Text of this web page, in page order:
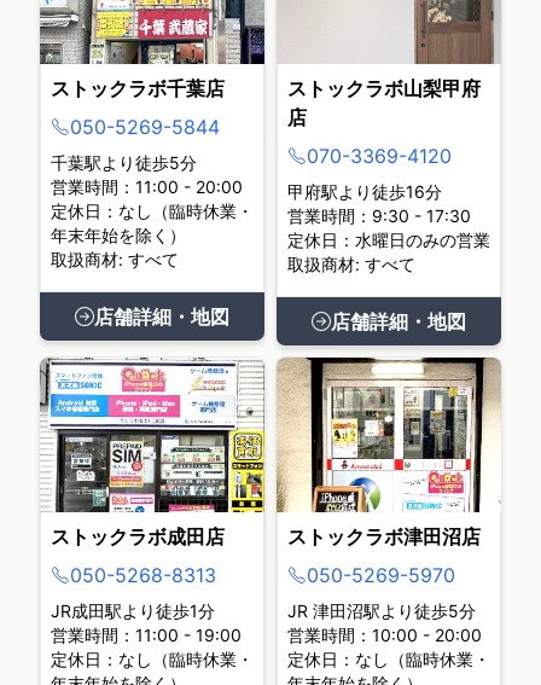
ストックラボ千葉店
050-5269-5844
千葉駅より徒歩5分
営業時間：11:00 - 20:00
定休日：なし（臨時休業・
年末年始を除く）
取扱商材: すべて
店舗詳細・地図
ストックラボ山梨甲府
店
070-3369-4120
甲府駅より徒歩16分
営業時間：9:30 - 17:30
定休日：水曜日のみの営業
取扱商材: すべて
店舗詳細・地図
ストックラボ成田店
050-5268-8313
JR成田駅より徒歩1分
営業時間：11:00 - 19:00
定休日：なし（臨時休業・
ストックラボ津田沼店
050-5269-5970
JR 津田沼駅より徒歩5分
営業時間：10:00 - 20:00
定休日：なし（臨時休業・